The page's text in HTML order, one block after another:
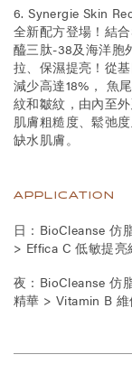
6. Synergie Skin
全新配方登場！結
醯三肽-38及海洋胞
拉、保濕提亮！從
減少高達18%， 魚
紋和皺紋，由內至
肌膚粗糙度、鬆弛
缺水肌膚。
APPLICATION
日：BioCleanse 仿
> Effica C 低敏提
夜：BioCleanse 仿
精華 > Vitamin B